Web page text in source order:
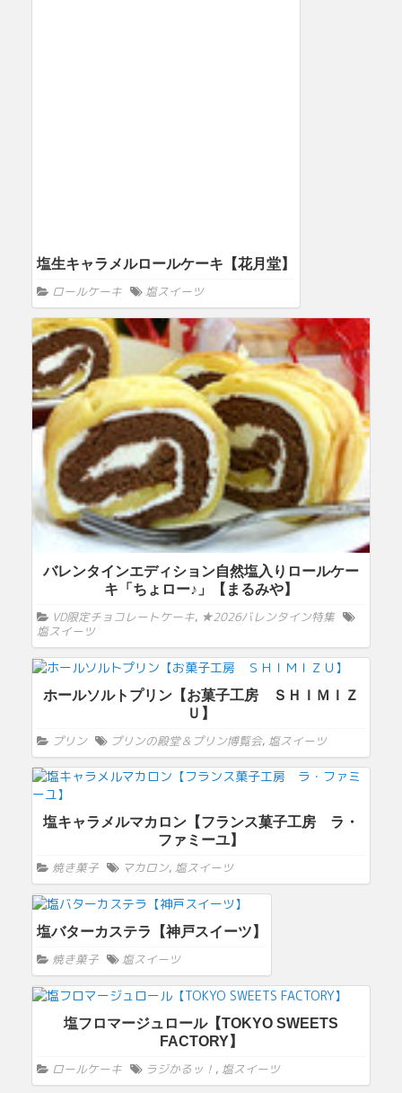
塩生キャラメルロールケーキ【花月堂】
ロールケーキ 塩スイーツ
バレンタインエディション自然塩入りロールケー
キ「ちょロー♪」【まるみや】
VD限定チョコレートケーキ, ★2026バレンタイン特集
塩スイーツ
ホールソルトプリン【お菓子工房 ＳＨＩＭＩＺ
Ｕ】
プリン プリンの殿堂＆プリン博覧会, 塩スイーツ
塩キャラメルマカロン【フランス菓子工房 ラ・
ファミーユ】
焼き菓子 マカロン, 塩スイーツ
塩バターカステラ【神戸スイーツ】
焼き菓子 塩スイーツ
塩フロマージュロール【TOKYO SWEETS
FACTORY】
ロールケーキ ラジかるッ！ , 塩スイーツ